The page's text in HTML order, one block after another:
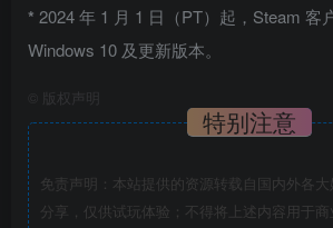
* 2024 年 1 月 1 日（PT）起，Steam 客
Windows 10 及更新版本。
版权声明
特别注意
免责声明：本站提供的资源转载自国内外各
分享，仅供试玩体验；不得将上述内容用于商